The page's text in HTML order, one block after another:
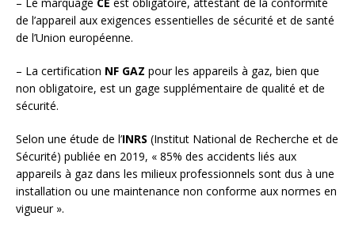
de l’appareil aux exigences essentielles de sécurité et de santé
de l’Union européenne.
– La certification NF GAZ pour les appareils à gaz, bien que
non obligatoire, est un gage supplémentaire de qualité et de
sécurité.
Selon une étude de l’INRS (Institut National de Recherche et de
Sécurité) publiée en 2019, « 85% des accidents liés aux
appareils à gaz dans les milieux professionnels sont dus à une
installation ou une maintenance non conforme aux normes en
vigueur ».